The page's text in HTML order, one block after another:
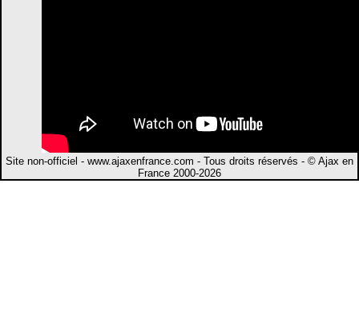
Site non-officiel - www.ajaxenfrance.com - Tous droits réservés - © Ajax en
France 2000-2026